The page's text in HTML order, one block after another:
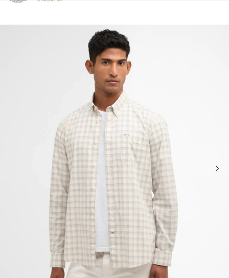
Clicca per visualizzare la nostra Dichiarazione di Accessibilità